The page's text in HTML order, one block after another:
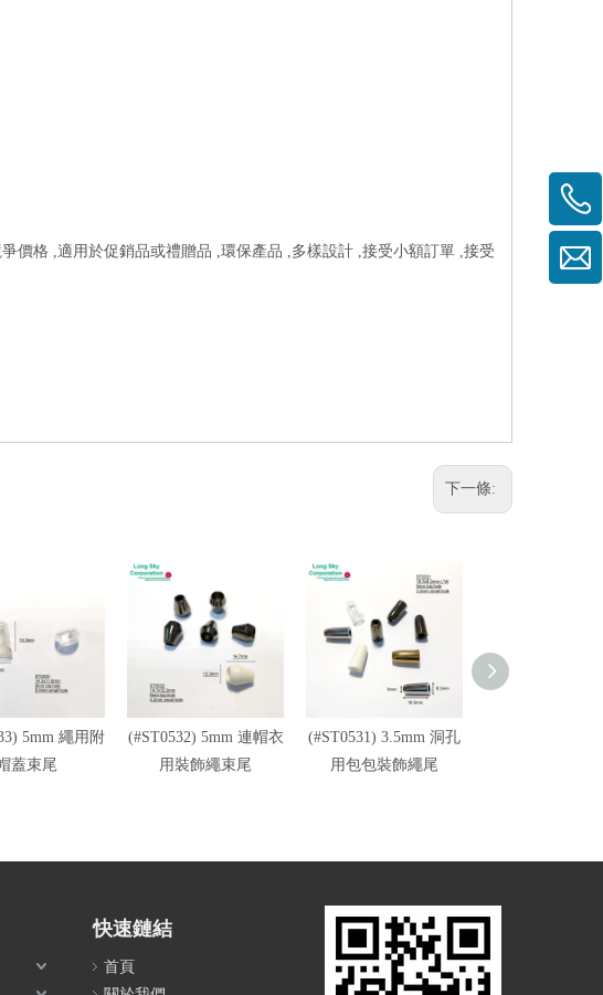
價格 ,適用於促銷品或禮贈品 ,環保產品 ,多樣設計 ,接受小額訂單 ,接受
下一條:
5mm 繩用附
蓋束尾
(#ST0532) 5mm 連帽衣
用裝飾繩束尾
(#ST0531) 3.5mm 洞孔
用包包裝飾繩尾
快速鏈結
首頁